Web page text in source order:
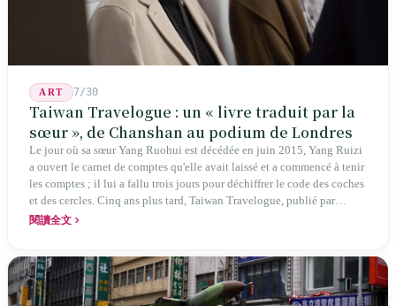
ART 7/30
Taiwan Travelogue : un « livre traduit par la
sœur », de Chanshan au podium de Londres
Le jour où sa sœur Yang Ruohui est décédée en juin 2015, Yang Ruizi
a ouvert le carnet de comptes qu'elle avait laissé et a commencé à tenir
les comptes ; il lui a fallu trois jours pour déchiffrer le code des coches
et des cercles. Cinq ans plus tard, Taiwan Travelogue, publié par
Chanshan, portait la mention « par Chihako Aoyama, traduit par Yang
traduit un livre inexistant sous le nom de sa sœur.
閱讀全文